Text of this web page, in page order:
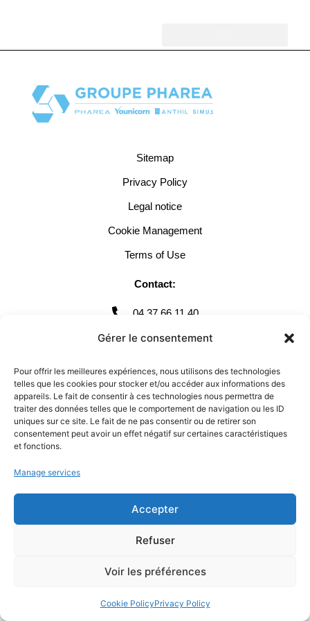
Gérer le consentement
Pour offrir les meilleures expériences, nous utilisons des technologies
telles que les cookies pour stocker et/ou accéder aux informations des
appareils. Le fait de consentir à ces technologies nous permettra de
traiter des données telles que le comportement de navigation ou les ID
uniques sur ce site. Le fait de ne pas consentir ou de retirer son
consentement peut avoir un effet négatif sur certaines caractéristiques
et fonctions.
Manage services
Accepter
Refuser
Voir les préférences
Cookie PolicyPrivacy Policy
Quote
Sitemap
Privacy Policy
Legal notice
Cookie Management
Terms of Use
Contact:
04 37 66 11 40
contact@pharea.com
Registered Office:
Les Jardins d’Entreprise,
213 rue de Gerland - Bldg. E
Created by:Grenoble web agency